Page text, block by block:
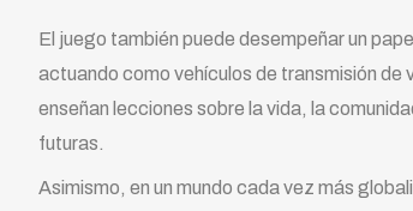
El juego también puede desempeñar un
actuando como vehículos de transmisión de
enseñan lecciones sobre la vida, la
futuras.
Asimismo, en un mundo cada vez más